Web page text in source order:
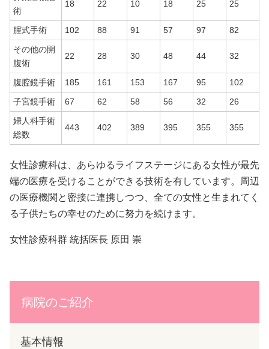
術
18 22 10 18 25 25
腟式手術 102 88 91 57 97
82
その他の開
腹術
22 28 30 48 44 32
腹腔鏡手術 185 161 153 167 95
102
子宮鏡手術
67 62 58 56 32
26
婦人科手術
総数
443 402 389 395 355 355
女性診療科は、あらゆるライフステージにある女性が最先
端の医療を受けることができる技術を有しています。周辺
の医療機関と密接に連携しつつ、全ての女性と生まれてく
る子供たちの幸せのために努力を続けます。
女性診療科群 統括医長 原田 崇
病院のご紹介
基本情報